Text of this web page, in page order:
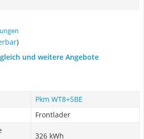
)
und weitere Angebote
Pkm WT8+5BE
Frontlader
326 kWh